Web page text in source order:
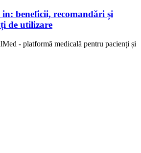
in: beneficii, recomandări și
de utilizare
- platformă medicală pentru pacienți și